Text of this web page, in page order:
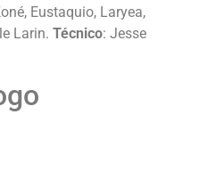
Eustaquio, Laryea,
Larin. Técnico: Jesse